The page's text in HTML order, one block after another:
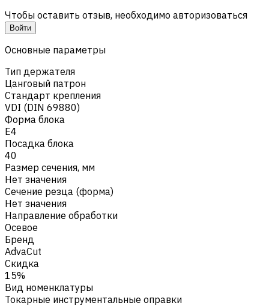
Чтобы оставить отзыв, необходимо авторизоваться
Войти
Основные параметры
Тип держателя
Цанговый патрон
Стандарт крепления
VDI (DIN 69880)
Форма блока
E4
Посадка блока
40
Размер сечения, мм
Нет значения
Сечение резца (форма)
Нет значения
Направление обработки
Осевое
Бренд
AdvaCut
Скидка
15%
Вид номенклатуры
Токарные инструментальные оправки